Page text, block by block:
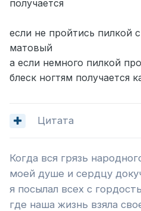
получается
если не пройтись пилкой
матовый
а если немного пилкой
блеск ногтям получается
Цитата
Когда вся грязь
моей душе и сердцу
я посылал всех с
где наша жизнь взяла